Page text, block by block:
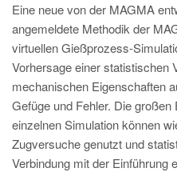
ES
MAGMA Asien-Pazifik,
EN
MAGMA Südamerika,
PT
ES
Eine neue von der MAGMA
angemeldete Methodik der
virtuellen Gießprozess-
Vorhersage einer statistischen
mechanischen Eigenschaften
Gefüge und Fehler. Die
einzelnen Simulation können
Zugversuche genutzt und
Verbindung mit der Einführung